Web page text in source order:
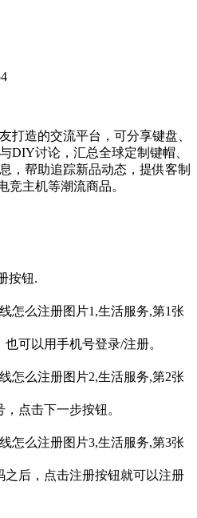
打造的交流平台，可分享键盘、
DIY讨论，汇总全球定制键帽、
，帮助追踪新品动态，提供客制
竞主机等潮流商品。
按钮.
可以用手机号登录/注册。
点击下一步按钮。
之后，点击注册按钮就可以注册